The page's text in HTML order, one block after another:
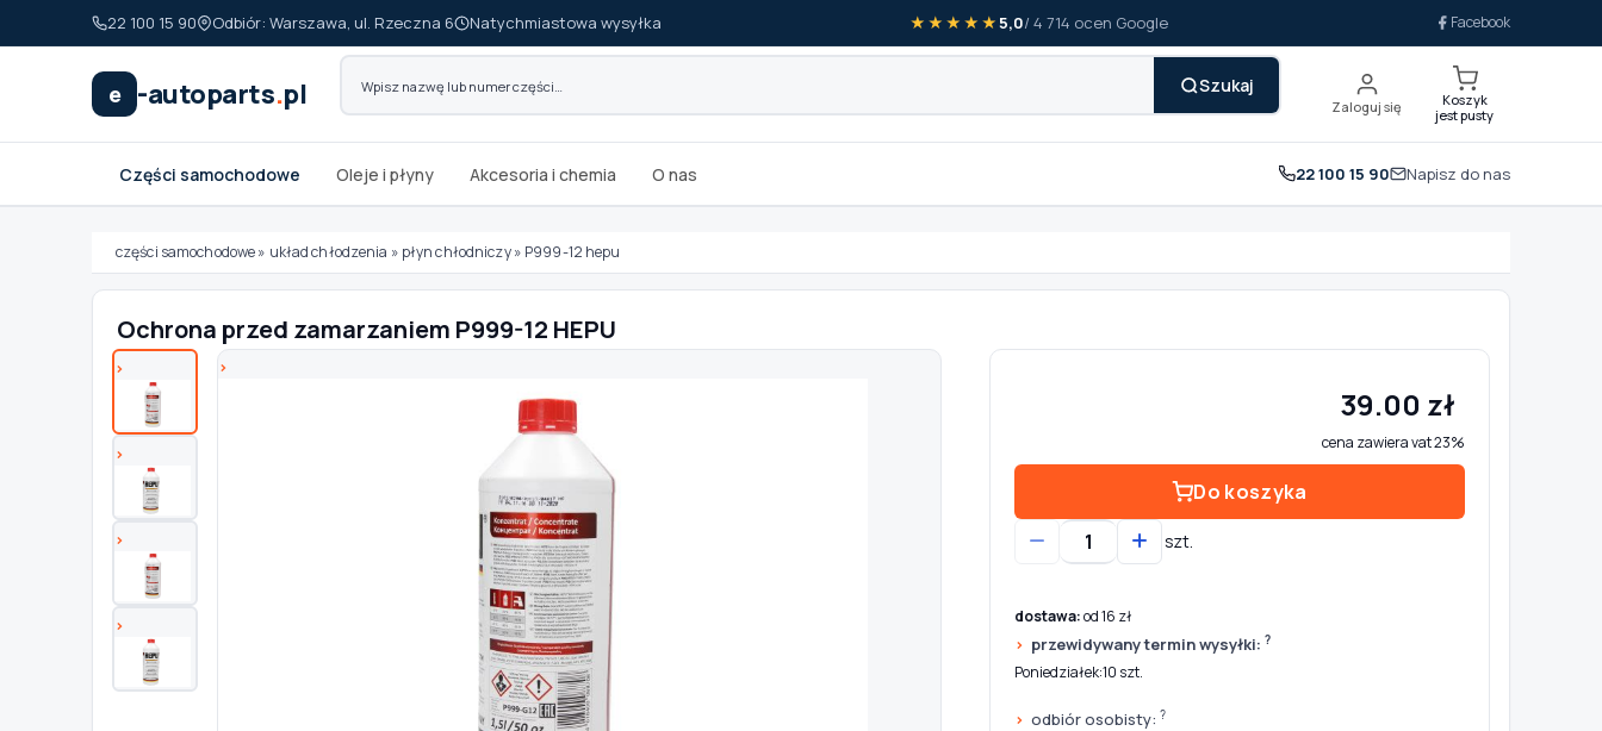
22 100 15 90 Odbiór: Warszawa, ul. Rzeczna 6 Natychmiastowa wysyłka ★★★★★5,0/ 4 714 ocen Google Facebook
e -autoparts.pl Szukaj
Zaloguj się
Koszyk
jest pusty
Części samochodowe Oleje i płyny Akcesoria i chemia O nas 22 100 15 90 Napisz do nas
Wybierz swój pojazd
MARKA
MODEL
TYP / SILNIK
części samochodowe» układ chłodzenia » płyn chłodniczy» P999-12 hepu
Ochrona przed zamarzaniem P999-12 HEPU
39.00 zł
cena zawiera vat 23%
Do koszyka
szt.
dostawa:od 16 zł
przewidywany termin wysyłki: ?
Poniedziałek:10 szt.
odbiór osobisty: ?